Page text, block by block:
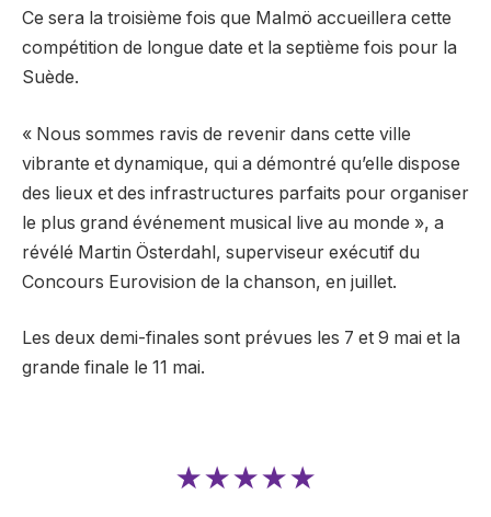
Ce sera la troisième fois que Malmö accueillera cette
compétition de longue date et la septième fois pour la
Suède.
« Nous sommes ravis de revenir dans cette ville
vibrante et dynamique, qui a démontré qu’elle dispose
des lieux et des infrastructures parfaits pour organiser
le plus grand événement musical live au monde », a
révélé Martin Österdahl, superviseur exécutif du
Concours Eurovision de la chanson, en juillet.
Les deux demi-finales sont prévues les 7 et 9 mai et la
grande finale le 11 mai.
★★★★★